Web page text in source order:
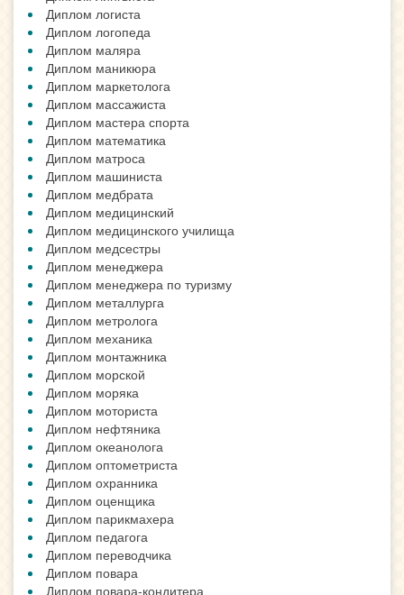
Диплом логиста
Диплом логопеда
Диплом маляра
Диплом маникюра
Диплом маркетолога
Диплом массажиста
Диплом мастера спорта
Диплом математика
Диплом матроса
Диплом машиниста
Диплом медбрата
Диплом медицинский
Диплом медицинского училища
Диплом медсестры
Диплом менеджера
Диплом менеджера по туризму
Диплом металлурга
Диплом метролога
Диплом механика
Диплом монтажника
Диплом морской
Диплом моряка
Диплом моториста
Диплом нефтяника
Диплом океанолога
Диплом оптометриста
Диплом охранника
Диплом оценщика
Диплом парикмахера
Диплом педагога
Диплом переводчика
Диплом повара
Диплом повара-кондитера